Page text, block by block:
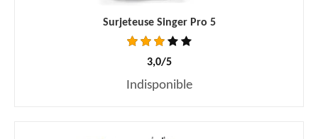
Surjeteuse Singer Pro 5
3,0/5
Indisponible